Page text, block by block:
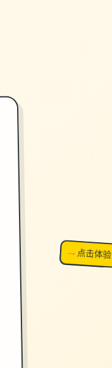
↗超棒！
→点击体验